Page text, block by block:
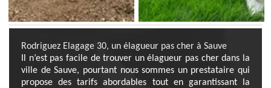
Rodriguez Elagage 30, un élagueur pas cher à Sauve
Il n’est pas facile de trouver un élagueur pas cher dans la
ville de Sauve, pourtant nous sommes un prestataire qui
propose des tarifs abordables tout en garantissant la